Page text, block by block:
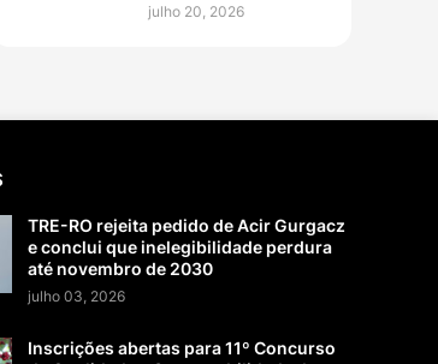
julho 20, 2026
TRE-RO rejeita pedido de Acir Gurgacz
e conclui que inelegibilidade perdura
até novembro de 2030
julho 03, 2026
Inscrições abertas para 11º Concurso